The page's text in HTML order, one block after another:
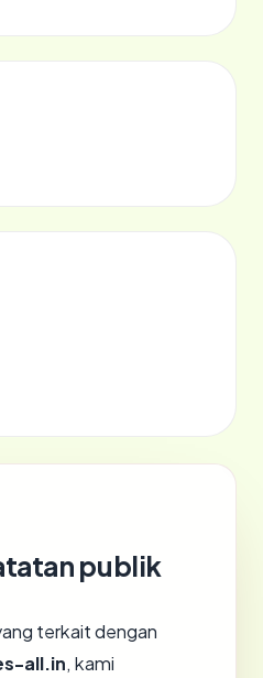
publik
terkait dengan
all.in, kami